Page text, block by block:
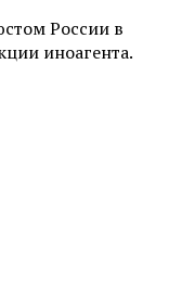
России в
иноагента.